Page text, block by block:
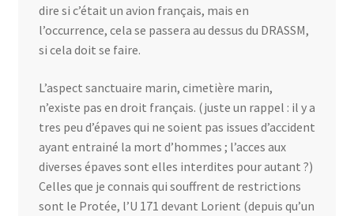
dire si c’était un avion français, mais en
l’occurrence, cela se passera au dessus du DRASSM,
si cela doit se faire.
L’aspect sanctuaire marin, cimetière marin,
n’existe pas en droit français. (juste un rappel : il y a
tres peu d’épaves qui ne soient pas issues d’accident
ayant entrainé la mort d’hommes ; l’acces aux
diverses épaves sont elles interdites pour autant ?)
Celles que je connais qui souffrent de restrictions
sont le Protée, l’U 171 devant Lorient (depuis qu’un